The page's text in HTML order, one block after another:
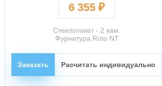
6 355 ₽
Стеклопакет - 2 кам.
Фурнитура Roto NT
Заказать Расчитать индивидуально